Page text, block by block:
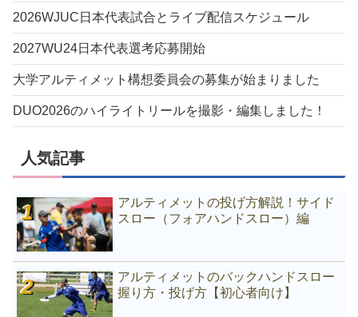
2026WJUC日本代表試合とライブ配信スケジュール
2027WU24日本代表選考応募開始
大学アルティメット構想委員会の募集が始まりました
DUO2026のハイライトリールを撮影・編集しました！
人気記事
アルティメットの投げ方解説！サイド
スロー（フォアハンドスロー）編
アルティメットのバックハンドスロー
握り方・投げ方【初心者向け】